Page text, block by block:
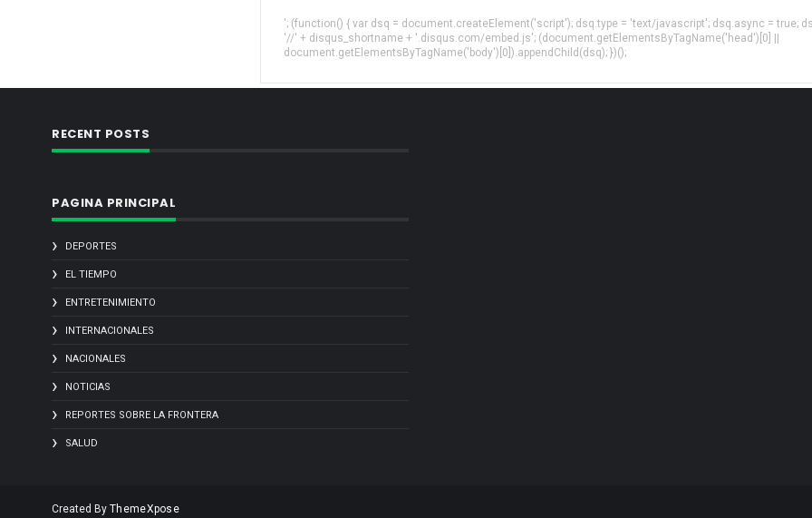
'; (function() { var dsq = document.createElement('script'); dsq.type = 'text/javascript'; dsq.async = true;
'//' + disqus_shortname + '.disqus.com/embed.js'; (document.getElementsByTagName('head')[0] ||
document.getElementsByTagName('body')[0]).appendChild(dsq); })();
RECENT POSTS
PAGINA PRINCIPAL
DEPORTES
EL TIEMPO
ENTRETENIMIENTO
INTERNACIONALES
NACIONALES
NOTICIAS
REPORTES SOBRE LA FRONTERA
SALUD
Created By ThemeXpose